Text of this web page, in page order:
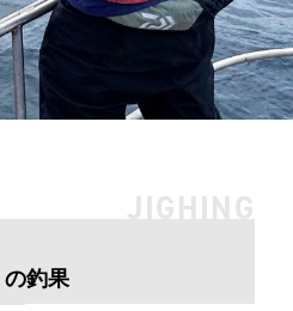
JIGHING
の釣果